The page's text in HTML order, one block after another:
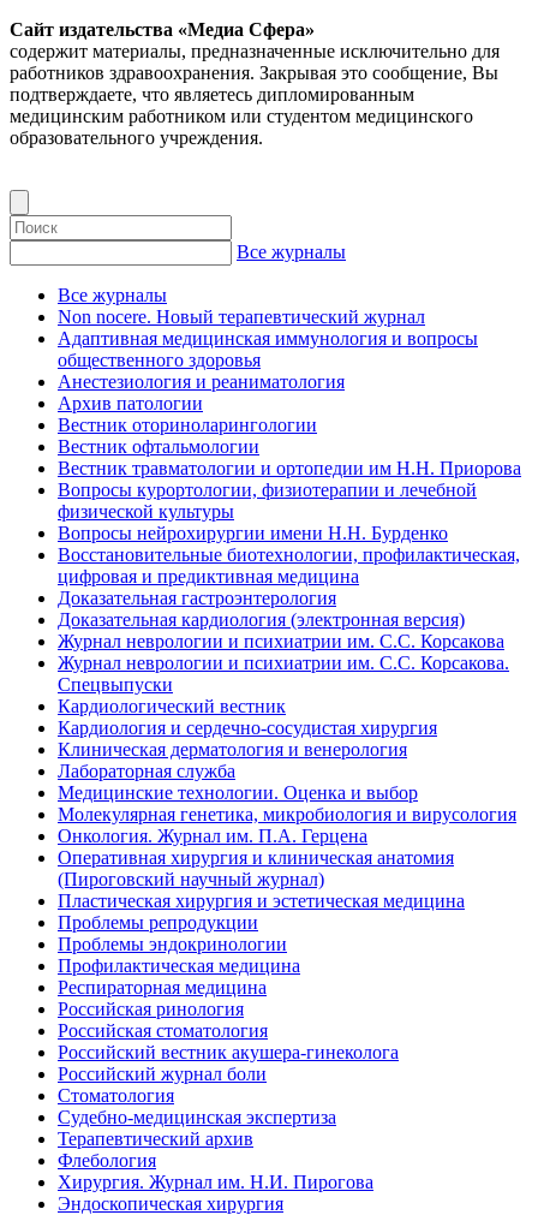
Сайт издательства «Медиа Сфера»
содержит материалы, предназначенные исключительно для
работников здравоохранения. Закрывая это сообщение, Вы
подтверждаете, что являетесь дипломированным
медицинским работником или студентом медицинского
образовательного учреждения.
Все журналы
Все журналы
Non nocere. Новый терапевтический журнал
Адаптивная медицинская иммунология и вопросы
общественного здоровья
Анестезиология и реаниматология
Архив патологии
Вестник оториноларингологии
Вестник офтальмологии
Вестник травматологии и ортопедии им Н.Н. Приорова
Вопросы курортологии, физиотерапии и лечебной
физической культуры
Вопросы нейрохирургии имени Н.Н. Бурденко
Восстановительные биотехнологии, профилактическая,
цифровая и предиктивная медицина
Доказательная гастроэнтерология
Доказательная кардиология (электронная версия)
Журнал неврологии и психиатрии им. С.С. Корсакова
Журнал неврологии и психиатрии им. С.С. Корсакова.
Спецвыпуски
Кардиологический вестник
Кардиология и сердечно-сосудистая хирургия
Клиническая дерматология и венерология
Лабораторная служба
Медицинские технологии. Оценка и выбор
Молекулярная генетика, микробиология и вирусология
Онкология. Журнал им. П.А. Герцена
Оперативная хирургия и клиническая анатомия
(Пироговский научный журнал)
Пластическая хирургия и эстетическая медицина
Проблемы репродукции
Проблемы эндокринологии
Профилактическая медицина
Респираторная медицина
Российская ринология
Российская стоматология
Российский вестник акушера-гинеколога
Российский журнал боли
Стоматология
Судебно-медицинская экспертиза
Терапевтический архив
Флебология
Хирургия. Журнал им. Н.И. Пирогова
Эндоскопическая хирургия